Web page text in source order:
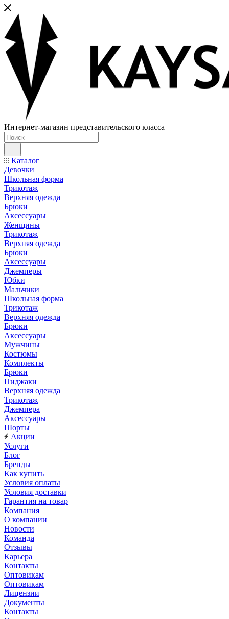
Интернет-магазин представительского класса
Каталог
Девочки
Школьная форма
Трикотаж
Верхняя одежда
Брюки
Аксессуары
Женщины
Трикотаж
Верхняя одежда
Брюки
Аксессуары
Джемперы
Юбки
Мальчики
Школьная форма
Трикотаж
Верхняя одежда
Брюки
Аксессуары
Мужчины
Костюмы
Комплекты
Брюки
Пиджаки
Верхняя одежда
Трикотаж
Джемпера
Аксессуары
Шорты
Акции
Услуги
Блог
Бренды
Как купить
Условия оплаты
Условия доставки
Гарантия на товар
Компания
О компании
Новости
Команда
Отзывы
Карьера
Контакты
Оптовикам
Оптовикам
Лицензии
Документы
Контакты